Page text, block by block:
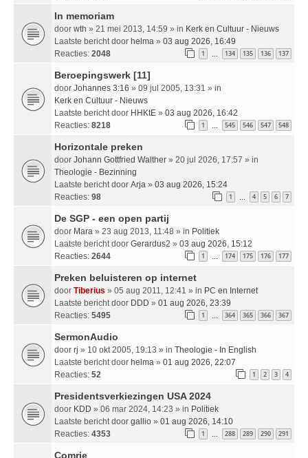
In memoriam
door wth » 21 mei 2013, 14:59 » in Kerk en Cultuur - Nieuws
Laatste bericht door helma » 03 aug 2026, 16:49
Reacties: 2048 1 … 134 135 136 137
Beroepingswerk [11]
door Johannes 3:16 » 09 jul 2005, 13:31 » in
Kerk en Cultuur - Nieuws
Laatste bericht door HHKtE » 03 aug 2026, 16:42
Reacties: 8218 1 … 545 546 547 548
Horizontale preken
door Johann Gottfried Walther » 20 jul 2026, 17:57 » in
Theologie - Bezinning
Laatste bericht door Arja » 03 aug 2026, 15:24
Reacties: 98 1 … 4 5 6 7
De SGP - een open partij
door Mara » 23 aug 2013, 11:48 » in Politiek
Laatste bericht door Gerardus2 » 03 aug 2026, 15:12
Reacties: 2644 1 … 174 175 176 177
Preken beluisteren op internet
door Tiberius » 05 aug 2011, 12:41 » in PC en Internet
Laatste bericht door DDD » 01 aug 2026, 23:39
Reacties: 5495 1 … 364 365 366 367
SermonAudio
door rj » 10 okt 2005, 19:13 » in Theologie - In English
Laatste bericht door helma » 01 aug 2026, 22:07
Reacties: 52 1 2 3 4
Presidentsverkiezingen USA 2024
door KDD » 06 mar 2024, 14:23 » in Politiek
Laatste bericht door gallio » 01 aug 2026, 14:10
Reacties: 4353 1 … 288 289 290 291
Comrie